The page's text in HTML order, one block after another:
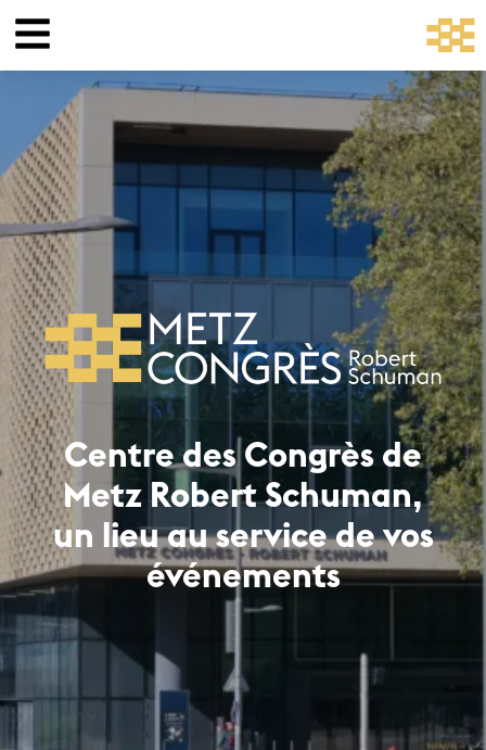
Centre des Congrès de
Metz Robert Schuman,
un lieu au service de vos
événements